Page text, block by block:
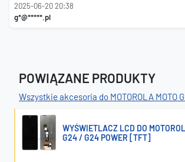
2025-06-20 20:38
g*@*****.pl
POWIĄZANE PRODUKTY
Wszystkie akcesoria do MOTOROLA MOTO
WYŚWIETLACZ LCD DO
G24 / G24 POWER [TFT]